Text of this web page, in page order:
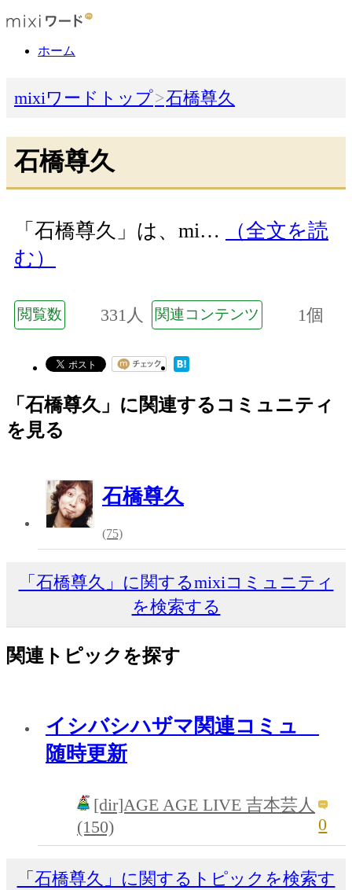
ホーム
mixiワードトップ 石橋尊久
石橋尊久
「石橋尊久」は、mi…
（全文を読
む）
閲覧数 331人 関連コンテンツ 1個
「石橋尊久」に関連するコミュニティ
を見る
石橋尊久
(75)
「石橋尊久」に関するmixiコミュニティ
を検索する
関連トピックを探す
イシバシハザマ関連コミュ
随時更新
[dir]AGE AGE LIVE 吉本芸人
(150)
0
「石橋尊久」に関するトピックを検索す